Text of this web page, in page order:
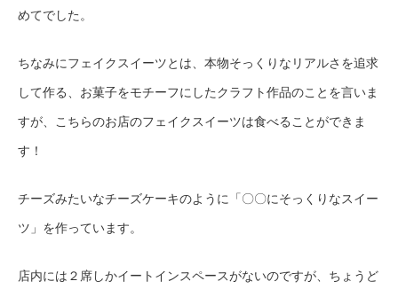
めてでした。
ちなみにフェイクスイーツとは、本物そっくりなリアルさを追求
して作る お菓子をモチーフにしたクラフト作品のことを言いま
すが、こちらのお店のフェイクスイーツは食べることができま
す！
チーズみたいなチーズケーキのように 「〇〇にそっくりなスイー
ツ 」 を作っています。
店内には２席しかイートインスペースがないのですが、ちょうど